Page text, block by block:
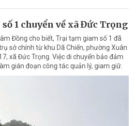
1 chuyển về xã Đức Trọng
Đồng cho biết, Trại tạm giam số 1 đã
sở chính từ khu Dã Chiến, phường Xuân
xã Đức Trọng. Việc di chuyển bảo đảm
gián đoạn công tác quản lý, giam giữ.